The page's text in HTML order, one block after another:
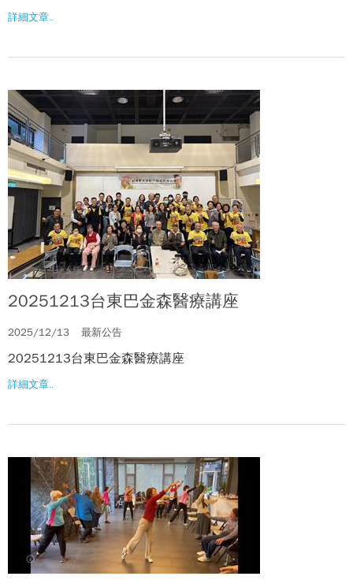
詳細文章..
20251213台東巴金森醫療講座
2025/12/13 最新公告
20251213台東巴金森醫療講座
詳細文章..